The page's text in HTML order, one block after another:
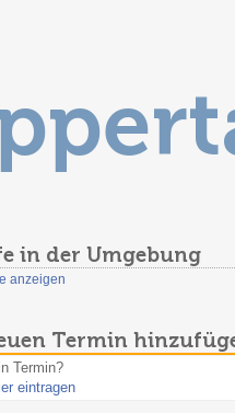
in der Umgebung
anzeigen
Termin
Termin?
eintragen